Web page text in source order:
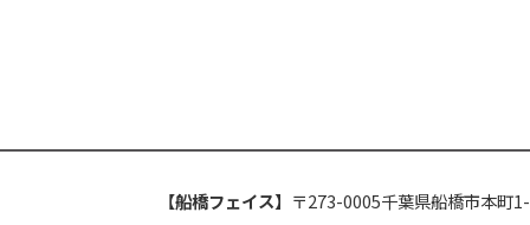
【船橋フェイス】 〒273-0005千葉県船橋市本町